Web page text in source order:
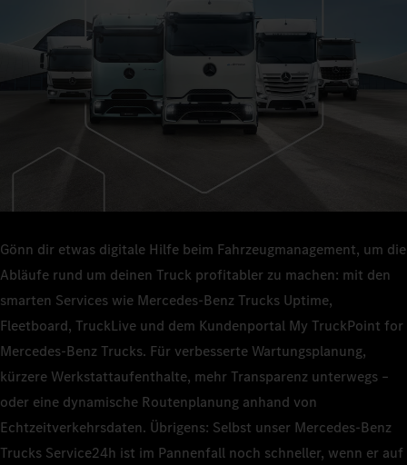
Gönn dir etwas digitale Hilfe beim Fahrzeugmanagement, um die
Abläufe rund um deinen Truck profitabler zu machen: mit den
smarten Services wie Mercedes‑Benz Trucks Uptime,
Fleetboard, TruckLive und dem Kundenportal My TruckPoint for
Mercedes‑Benz Trucks. Für verbesserte Wartungsplanung,
kürzere Werkstattaufenthalte, mehr Transparenz unterwegs –
oder eine dynamische Routenplanung anhand von
Echtzeitverkehrsdaten. Übrigens: Selbst unser Mercedes‑Benz
Trucks Service24h ist im Pannenfall noch schneller, wenn er auf